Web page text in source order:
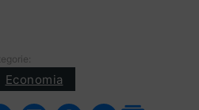
Economia